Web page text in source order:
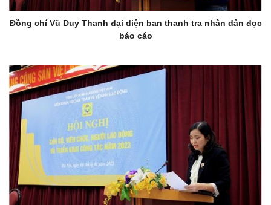
Đồng chí Vũ Duy Thanh đại diện ban thanh tra nhân dân đọc
báo cáo